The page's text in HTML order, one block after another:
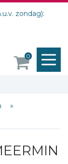
zondag):
0